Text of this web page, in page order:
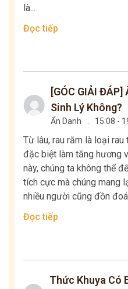
là...
Đọc tiếp
[GÓC GIẢI ĐÁP]
Sinh Lý Không?
Ẩn Danh . 15:08 -
Từ lâu, rau răm là loại
đặc biệt làm tăng hương
này, chúng ta không thể
tích cực mà chúng mang
nhiều người cũng đồn
Đọc tiếp
Thức Khuya Có